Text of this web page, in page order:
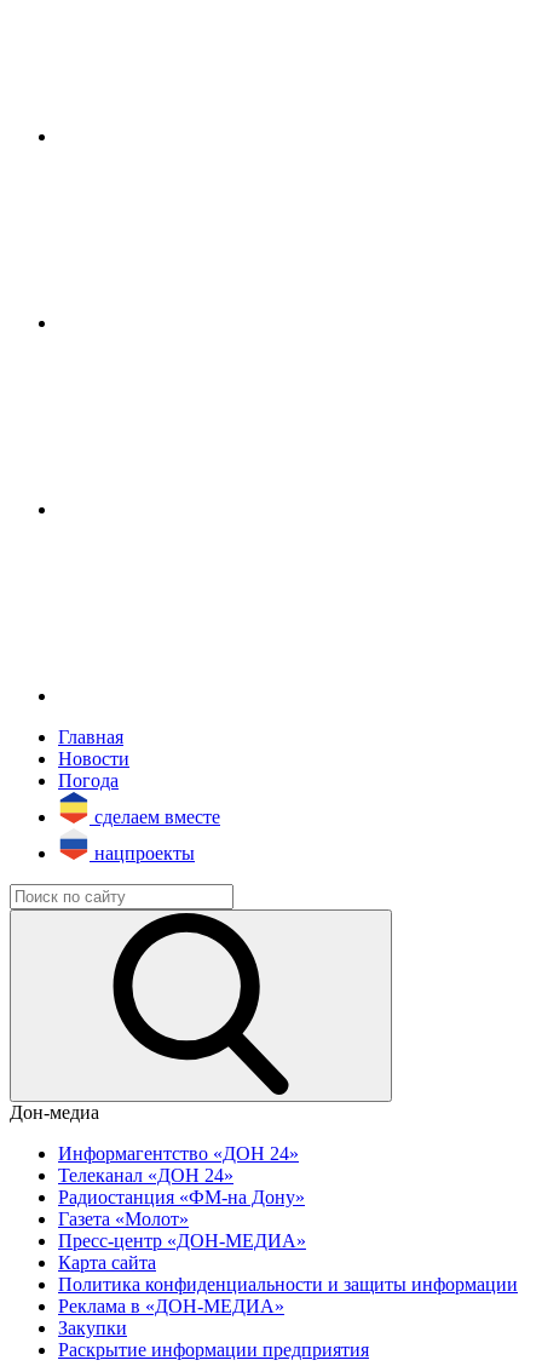
Главная
Новости
Погода
сделаем вместе
нацпроекты
Дон-медиа
Информагентство «ДОН 24»
Телеканал «ДОН 24»
Радиостанция «ФМ-на Дону»
Газета «Молот»
Пресс-центр «ДОН-МЕДИА»
Карта сайта
Политика конфиденциальности и защиты информации
Реклама в «ДОН-МЕДИА»
Закупки
Раскрытие информации предприятия